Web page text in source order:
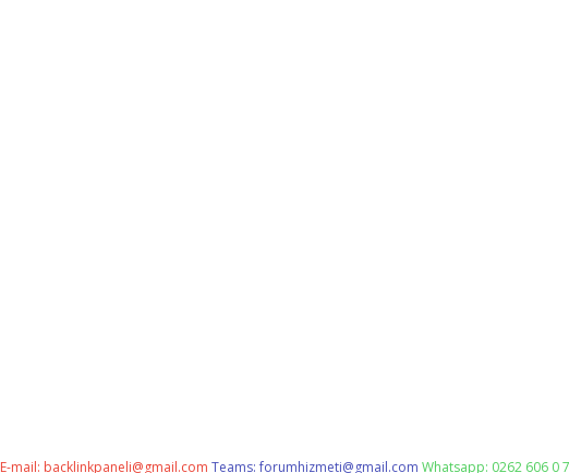
E-mail: backlinkpaneli@gmail.com Teams:forumhizmeti@gmail.com Whatsapp: 0262 606 0